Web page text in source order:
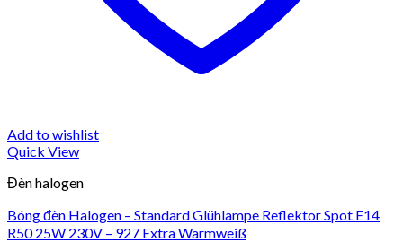
Add to wishlist
Quick View
Đèn halogen
Bóng đèn Halogen – Standard Glühlampe Reflektor Spot E14
R50 25W 230V – 927 Extra Warmweiß